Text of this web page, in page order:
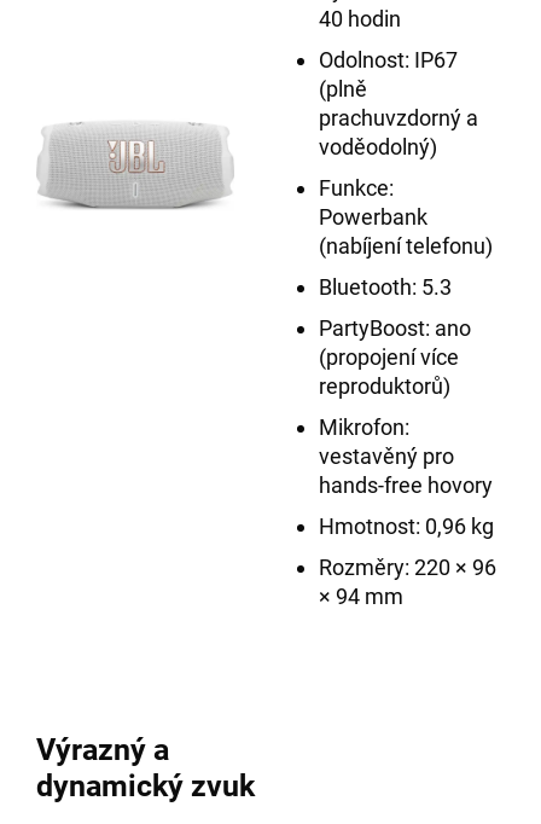
40 hodin
Odolnost: IP67
(plně
prachuvzdorný a
voděodolný)
Funkce:
Powerbank
(nabíjení telefonu)
Bluetooth: 5.3
PartyBoost: ano
(propojení více
reproduktorů)
Mikrofon:
vestavěný pro
hands-free hovory
Hmotnost: 0,96 kg
Rozměry: 220 × 96
× 94 mm
Výrazný a
dynamický zvuk